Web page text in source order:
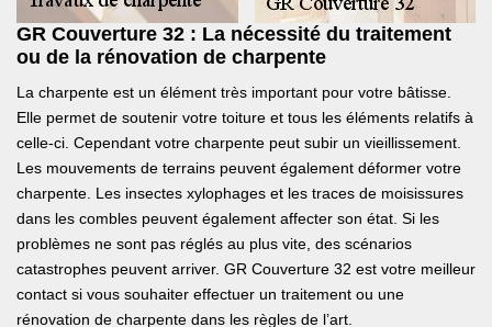
GR Couverture 32 : La nécessité du traitement
ou de la rénovation de charpente
La charpente est un élément très important pour votre bâtisse.
Elle permet de soutenir votre toiture et tous les éléments relatifs à
celle-ci. Cependant votre charpente peut subir un vieillissement.
Les mouvements de terrains peuvent également déformer votre
charpente. Les insectes xylophages et les traces de moisissures
dans les combles peuvent également affecter son état. Si les
problèmes ne sont pas réglés au plus vite, des scénarios
catastrophes peuvent arriver. GR Couverture 32 est votre meilleur
contact si vous souhaiter effectuer un traitement ou une
rénovation de charpente dans les règles de l’art.